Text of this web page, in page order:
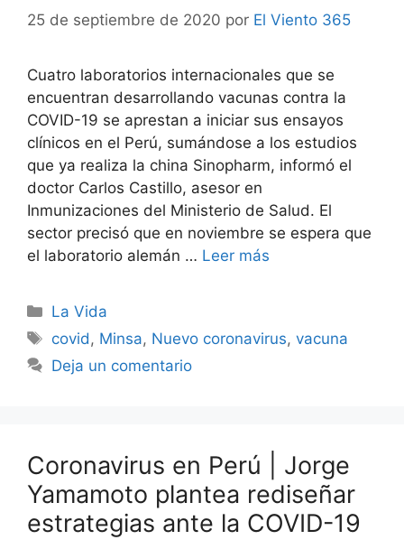
25 de septiembre de 2020 por El Viento 365
Cuatro laboratorios internacionales que se
encuentran desarrollando vacunas contra la
COVID-19 se aprestan a iniciar sus ensayos
clínicos en el Perú, sumándose a los estudios
que ya realiza la china Sinopharm, informó el
doctor Carlos Castillo, asesor en
Inmunizaciones del Ministerio de Salud. El
sector precisó que en noviembre se espera que
el laboratorio alemán … Leer más
Categorías
La Vida
Etiquetas
covid, Minsa, Nuevo coronavirus,vacuna
Deja un comentario
Coronavirus en Perú | Jorge
Yamamoto plantea rediseñar
estrategias ante la COVID-19